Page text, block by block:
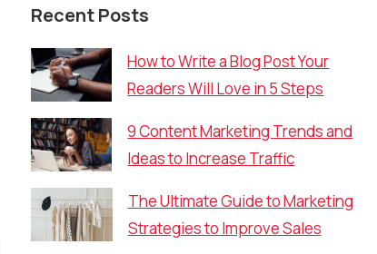
Recent Posts
How to Write a Blog Post Your
Readers Will Love in 5 Steps
9 Content Marketing Trends and
Ideas to Increase Traffic
The Ultimate Guide to Marketing
Strategies to Improve Sales